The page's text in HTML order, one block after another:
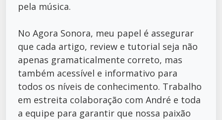
pela música.
No Agora Sonora, meu papel é assegurar
que cada artigo, review e tutorial seja não
apenas gramaticalmente correto, mas
também acessível e informativo para
todos os níveis de conhecimento. Trabalho
em estreita colaboração com André e toda
a equipe para garantir que nossa paixão